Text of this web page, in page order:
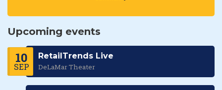
Upcoming events
10
SEP
RetailTrends Live
DeLaMar Theater